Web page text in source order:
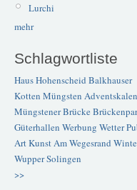
Lurchi
mehr
Schlagwortliste
Haus Hohenscheid Balkhauser
Kotten Müngsten
Müngstener Brücke
Güterhallen Werbung Wetter
ArtKunstAm Wegesrand
WupperSolingen
>>